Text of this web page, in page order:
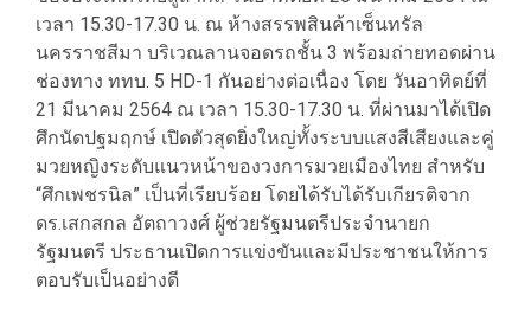
เวลา 15.30-17.30 น. ณ ห้างสรรพสินค้าเซ็นทรัล
นครราชสีมา บริเวณลานจอดรถชั้น 3 พร้อมถ่ายทอดผ่าน
ช่องทาง ททบ. 5 HD-1 กันอย่างต่อเนื่อง โดย วันอาทิตย์ที่
21 มีนาคม 2564 ณ เวลา 15.30-17.30 น. ที่ผ่านมาได้เปิด
ศึกนัดปฐมฤกษ์ เปิดตัวสุดยิ่งใหญ่ทั้งระบบแสงสีเสียงและคู่
มวยหญิงระดับแนวหน้าของวงการมวยเมืองไทย สำหรับ
“ศึกเพชรนิล” เป็นที่เรียบร้อย โดยได้รับได้รับเกียรติจาก
ดร.เสกสกล อัตถาวงศ์ ผู้ช่วยรัฐมนตรีประจำนายก
รัฐมนตรี ประธานเปิดการแข่งขันและมีประชาชนให้การ
ตอบรับเป็นอย่างดี